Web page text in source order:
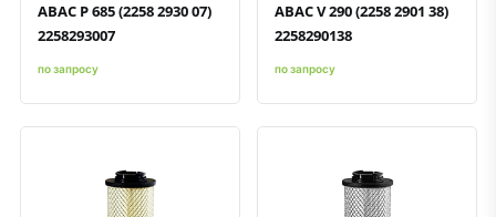
ABAC P 685 (2258 2930 07)
2258293007
по запросу
ABAC V 290 (2258 2901 38)
2258290138
по запросу